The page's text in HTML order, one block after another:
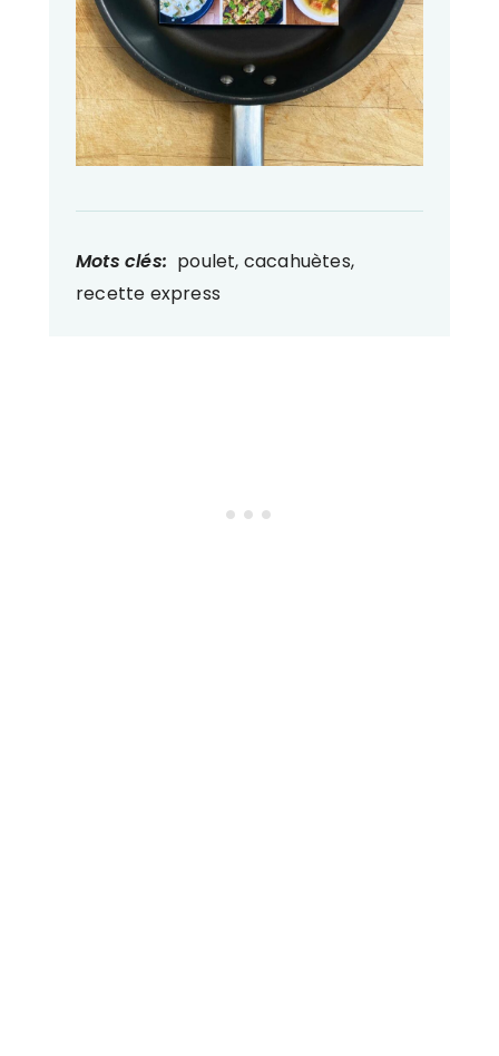
Mots clés: poulet, cacahuètes,
recette express